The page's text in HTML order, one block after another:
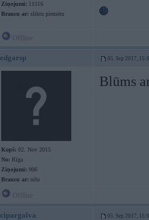
Ziņojumi: 11516
Braucu ar: sliktu piemēru
edgarsp 05. Sep 2017,
Kopš: 02. Nov 2015
No: Rīga
Ziņojumi: 906
Braucu ar: nilu
Blūms
cipargalva 05. Sep 2017,